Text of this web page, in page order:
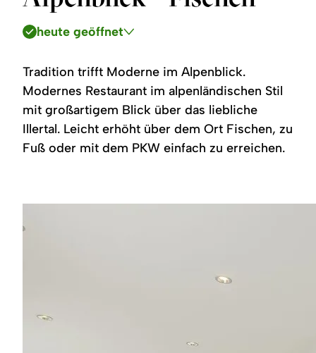
Sommer
Winter
Region
Service
heute geöffnet
Tradition trifft Moderne im Alpenblick.
Modernes Restaurant im alpenländischen Stil
mit großartigem Blick über das liebliche
Illertal. Leicht erhöht über dem Ort Fischen, zu
Fuß oder mit dem PKW einfach zu erreichen.